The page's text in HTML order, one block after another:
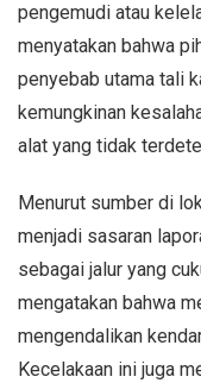
pengemudi atau
menyatakan bahwa
penyebab utama tali
kemungkinan
alat yang tidak
Menurut sumber di
menjadi sasaran
sebagai jalur yang
mengatakan bahwa
mengendalikan
Kecelakaan ini juga